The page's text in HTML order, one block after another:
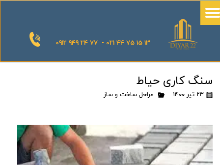
0912 949 24 77 - 021 44 75 15 13
سنگ کاری حیاط
۲۳ تیر ۱۴۰۰ مراحل ساخت و ساز